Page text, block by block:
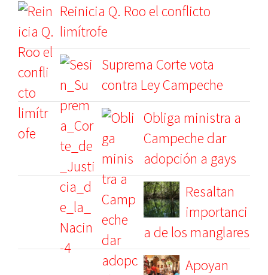
Reinicia Q. Roo el conflicto
limítrofe
Suprema Corte vota
contra Ley Campeche
Obliga ministra a
Campeche dar
adopción a gays
Resaltan
importanci
a de los manglares
Apoyan